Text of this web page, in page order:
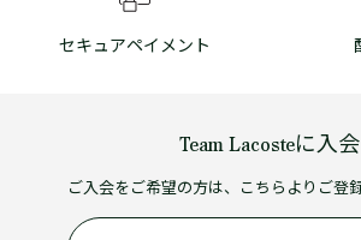
セキュアペイメント
Team Lacosteに入会
ご入会をご希望の方は、こちらよりご登